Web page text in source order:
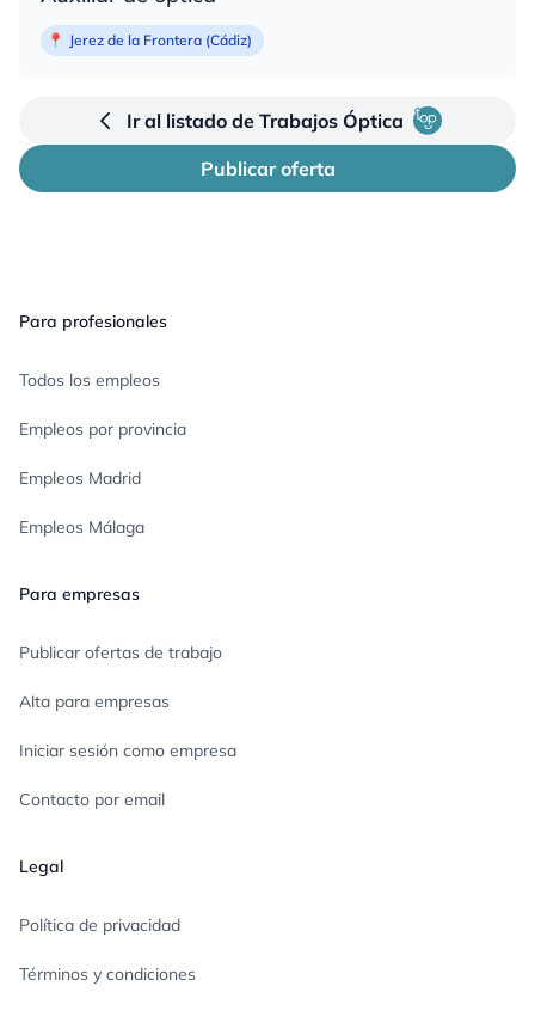
📍 Jerez de la Frontera (Cádiz)
Ir al listado de Trabajos Óptica
Publicar oferta
Para profesionales
Todos los empleos
Empleos por provincia
Empleos Madrid
Empleos Málaga
Para empresas
Publicar ofertas de trabajo
Alta para empresas
Iniciar sesión como empresa
Contacto por email
Legal
Política de privacidad
Términos y condiciones